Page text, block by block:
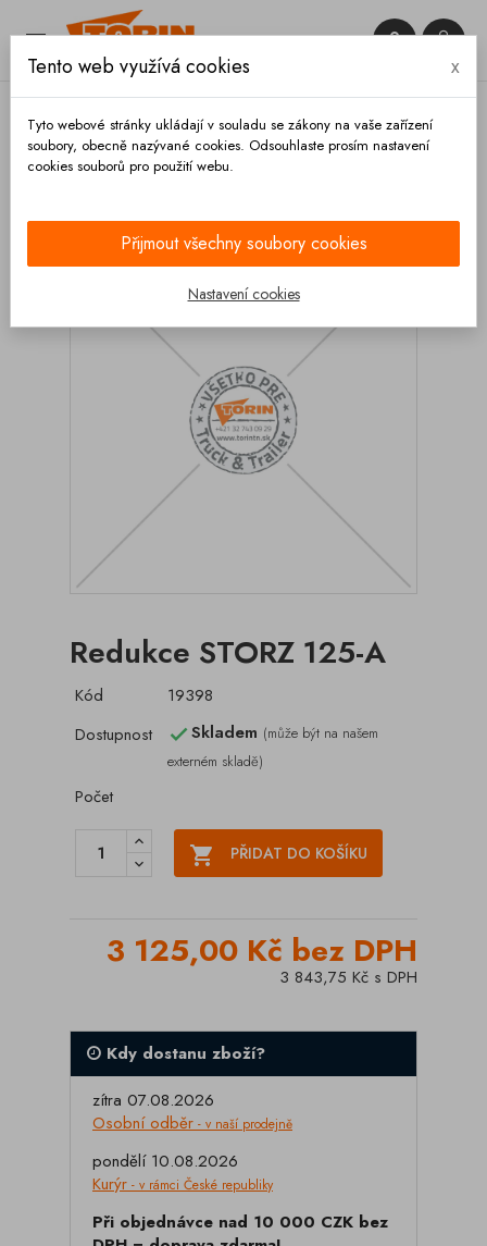
 

Redukce STORZ 125-A
Kód
19398
Dostupnost
Skladem (může být na našem
externém skladě)
Počet
 PŘIDAT DO KOŠÍKU
3 125,00 Kč bez DPH
3 843,75 Kč s DPH
Kdy dostanu zboží?
zítra 07.08.2026
Osobní odběr - v naší prodejně
pondělí 10.08.2026
Kurýr - v rámci České republiky
Při objednávce nad 10 000 CZK bez
Tento web využívá cookies x
Tyto webové stránky ukládají v souladu se zákony na vaše zařízení
soubory, obecně nazývané cookies. Odsouhlaste prosím nastavení
cookies souborů pro použití webu.
Přijmout všechny soubory cookies
Nastavení cookies